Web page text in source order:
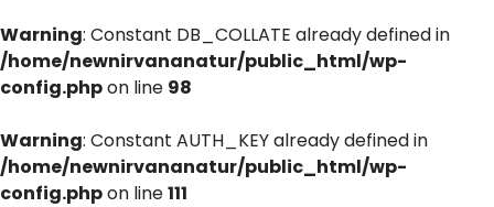
Warning: Constant DB_COLLATE already defined in
/home/newnirvananatur/public_html/wp-
config.phpon line 98
Warning: Constant AUTH_KEY already defined in
/home/newnirvananatur/public_html/wp-
config.phpon line111